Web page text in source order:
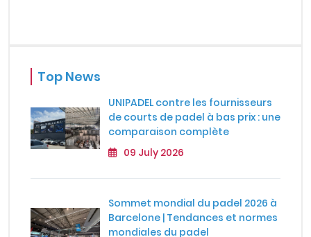
Top News
UNIPADEL contre les fournisseurs
de courts de padel à bas prix : une
comparaison complète
09 July 2026
Sommet mondial du padel 2026 à
Barcelone | Tendances et normes
mondiales du padel